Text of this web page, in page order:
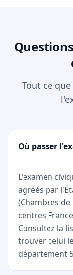
Tout ce
Où passer
L'examen
agréés par
(Chambres
centres
Consultez la
trouver celui
département